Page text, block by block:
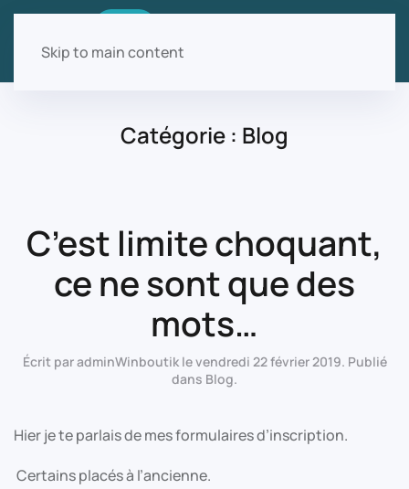
Skip to main content
Catégorie : Blog
C’est limite choquant,
ce ne sont que des
mots…
Écrit paradminWinboutiklevendredi 22 février 2019. Publié
dans Blog.
Hier je te parlais de mes formulaires d’inscription.
Certains placés à l’ancienne.